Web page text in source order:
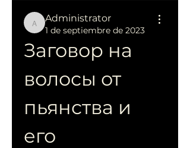
Administrator
Administrator
1 de septiembre de 2023
Заговор на
волосы от
пьянства и
его